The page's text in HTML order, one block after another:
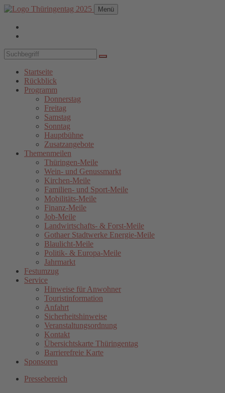
Menü
Startseite
Rückblick
Programm
Donnerstag
Freitag
Samstag
Sonntag
Hauptbühne
Zusatzangebote
Themenmeilen
Thüringen-Meile
Wein- und Genussmarkt
Kirchen-Meile
Familien- und Sport-Meile
Mobilitäts-Meile
Finanz-Meile
Job-Meile
Landwirtschafts- & Forst-Meile
Gothaer Stadtwerke Energie-Meile
Blaulicht-Meile
Politik- & Europa-Meile
Jahrmarkt
Festumzug
Service
Hinweise für Anwohner
Touristinformation
Anfahrt
Sicherheitshinweise
Veranstaltungsordnung
Kontakt
Übersichtskarte Thüringentag
Barrierefreie Karte
Sponsoren
Pressebereich